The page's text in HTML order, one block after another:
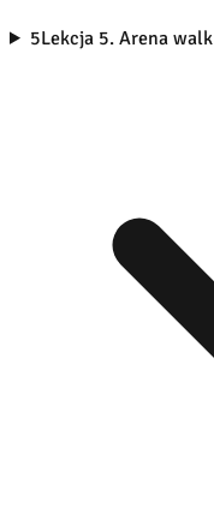
5Lekcja 5. Arena walk